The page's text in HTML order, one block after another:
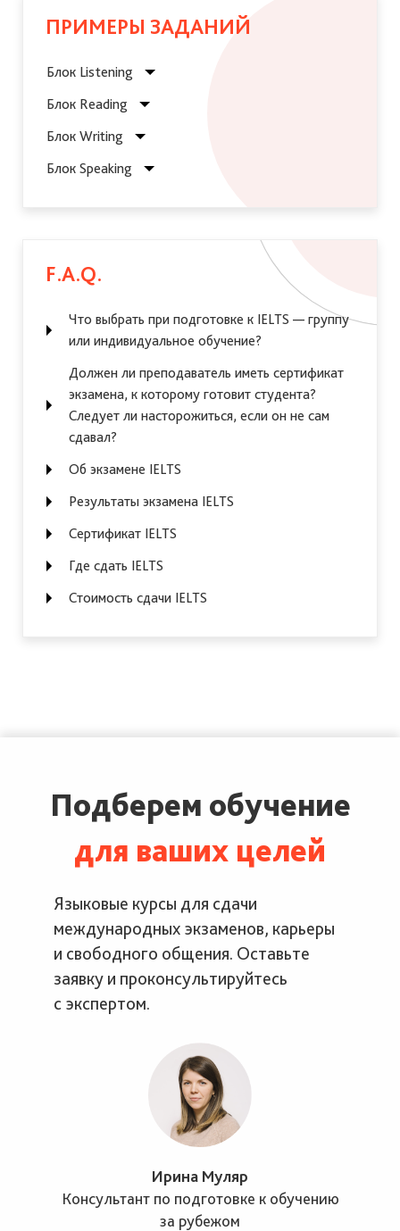
ПРИМЕРЫ ЗАДАНИЙ
Блок Listening
Блок Reading
Блок Writing
Блок Speaking
F.A.Q.
Что выбрать при подготовке к IELTS — группу
или индивидуальное обучение?
Должен ли преподаватель иметь сертификат
экзамена, к которому готовит студента?
Следует ли насторожиться, если он не сам
сдавал?
Об экзамене IELTS
Результаты экзамена IELTS
Сертификат IELTS
Где сдать IELTS
Стоимость сдачи IELTS
Подберем обучение
для ваших целей
Языковые курсы для сдачи
международных экзаменов, карьеры
и свободного общения. Оставьте
заявку и проконсультируйтесь
с экспертом.
Ирина Муляр
Консультант по подготовке к обучению
за рубежом